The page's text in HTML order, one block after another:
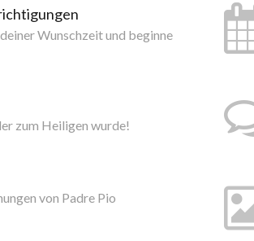
Wunschzeit und beginne
zum Heiligen wurde!
von Padre Pio